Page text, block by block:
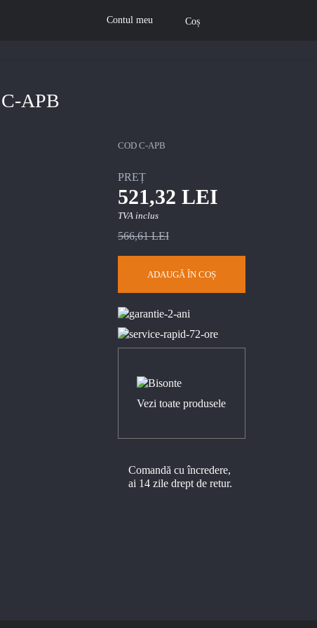
Contul meu Coș
APB
CODC-APB
PREȚ
521,32 LEI
TVA inclus
566,61 LEI
ADAUGĂ ÎN COȘ
Vezi toate produsele
Comandă cu încredere,
ai 14 zile drept de retur.